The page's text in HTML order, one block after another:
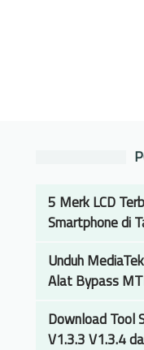
5 Merk LCD
Smartphone di
Unduh
Alat Bypass
Download Tool
V1.3.3 V1.3.4